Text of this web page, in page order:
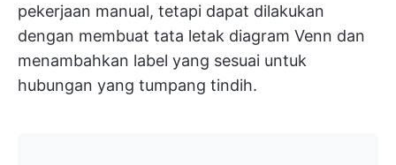
pekerjaan manual, tetapi dapat dilakukan
dengan membuat tata letak diagram Venn dan
menambahkan label yang sesuai untuk
hubungan yang tumpang tindih.